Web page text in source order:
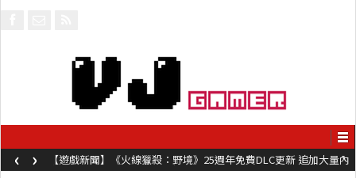
【遊戲新聞】《火線獵殺：野境》25週年免費DLC更新 追加大量內
容同時系舊作限時超平價折扣
‹ ›